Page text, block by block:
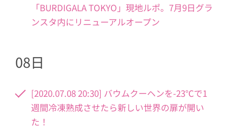
「BURDIGALA TOKYO」現地ルポ。7月9日グラ
ンスタ内にリニューアルオープン
08日
[2020.07.08 20:30] バウムクーヘンを-23℃で1
週間冷凍熟成させたら新しい世界の扉が開い
た！